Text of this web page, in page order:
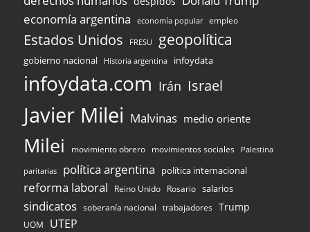
economía argentina
economía popular empleo
Estados Unidos FRESU geopolítica
gobierno nacional Historia argentina infoydata
infoydata.com Irán Israel
Javier Milei Malvinas medio oriente
Milei movimiento obrero movimientos sociales Palestina
paritarias política argentina política internacional
reforma laboral Reino Unido Rosario salarios
sindicatos soberanía nacional trabajadores Trump
UOM UTEP